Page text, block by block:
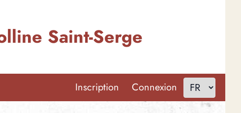
Saint-Serge
Inscription Connexion